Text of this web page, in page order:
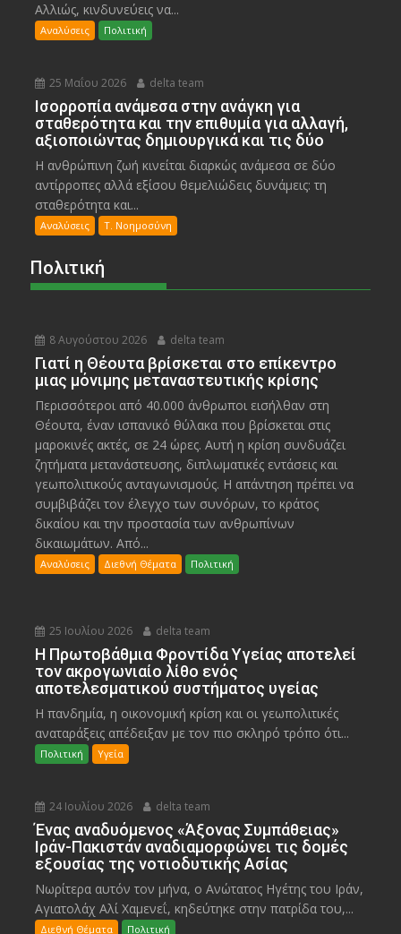
Αλλιώς, κινδυνεύεις να...
Αναλύσεις Πολιτική
25 Μαΐου 2026 delta team
Ισορροπία ανάμεσα στην ανάγκη για
σταθερότητα και την επιθυμία για αλλαγή,
αξιοποιώντας δημιουργικά και τις δύο
Η ανθρώπινη ζωή κινείται διαρκώς ανάμεσα σε δύο
αντίρροπες αλλά εξίσου θεμελιώδεις δυνάμεις: τη
σταθερότητα και...
Αναλύσεις Τ. Νοημοσύνη
Πολιτική
8 Αυγούστου 2026 delta team
Γιατί η Θέουτα βρίσκεται στο επίκεντρο
μιας μόνιμης μεταναστευτικής κρίσης
Περισσότεροι από 40.000 άνθρωποι εισήλθαν στη
Θέουτα, έναν ισπανικό θύλακα που βρίσκεται στις
μαροκινές ακτές, σε 24 ώρες. Αυτή η κρίση συνδυάζει
ζητήματα μετανάστευσης, διπλωματικές εντάσεις και
γεωπολιτικούς ανταγωνισμούς. Η απάντηση πρέπει να
συμβιβάζει τον έλεγχο των συνόρων, το κράτος
δικαίου και την προστασία των ανθρωπίνων
δικαιωμάτων. Από...
Αναλύσεις Διεθνή Θέματα Πολιτική
25 Ιουλίου 2026 delta team
Η Πρωτοβάθμια Φροντίδα Υγείας αποτελεί
τον ακρογωνιαίο λίθο ενός
αποτελεσματικού συστήματος υγείας
Η πανδημία, η οικονομική κρίση και οι γεωπολιτικές
αναταράξεις απέδειξαν με τον πιο σκληρό τρόπο ότι...
Πολιτική Υγεία
24 Ιουλίου 2026 delta team
Ένας αναδυόμενος «Άξονας Συμπάθειας»
Ιράν-Πακιστάν αναδιαμορφώνει τις δομές
εξουσίας της νοτιοδυτικής Ασίας
Νωρίτερα αυτόν τον μήνα, ο Ανώτατος Ηγέτης του Ιράν,
Αγιατολάχ Αλί Χαμενεΐ, κηδεύτηκε στην πατρίδα του,...
Διεθνή Θέματα Πολιτική